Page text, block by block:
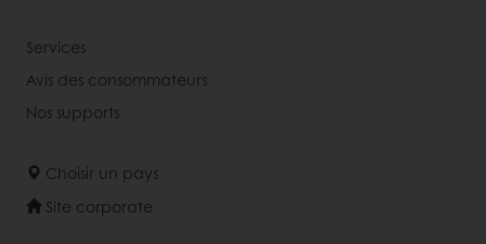
Services
Avis des consommateurs
Nos supports
Choisir un pays
Site corporate